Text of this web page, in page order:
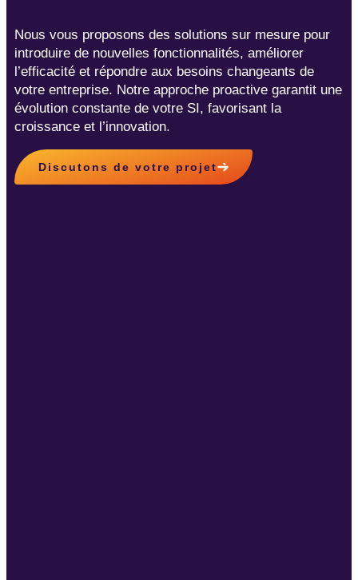
Nous vous proposons des solutions sur mesure pour
introduire de nouvelles fonctionnalités, améliorer
l’efficacité et répondre aux besoins changeants de
votre entreprise. Notre approche proactive garantit une
évolution constante de votre SI, favorisant la
croissance et l’innovation.
Discutons de votre projet